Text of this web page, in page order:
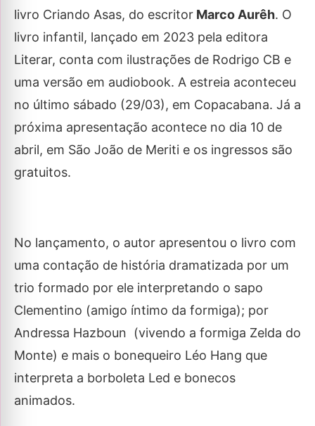
livro Criando Asas, do escritor Marco Aurêh. O
livro infantil, lançado em 2023 pela editora
Literar, conta com ilustrações de Rodrigo CB e
uma versão em audiobook. A estreia aconteceu
no último sábado (29/03), em Copacabana. Já a
próxima apresentação acontece no dia 10 de
abril, em São João de Meriti e os ingressos são
gratuitos.
No lançamento, o autor apresentou o livro com
uma contação de história dramatizada por um
trio formado por ele interpretando o sapo
Clementino (amigo íntimo da formiga); por
Andressa Hazboun (vivendo a formiga Zelda do
Monte) e mais o bonequeiro Léo Hang que
interpreta a borboleta Led e bonecos
animados.